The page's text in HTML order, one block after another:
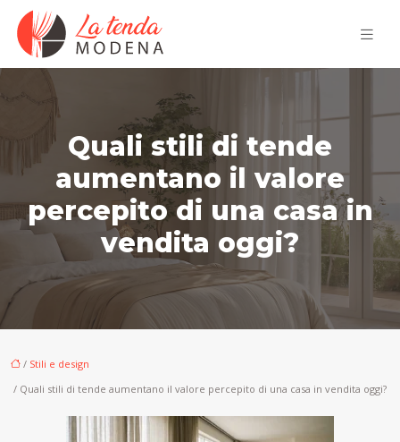
Quali stili di tende
aumentano il valore
percepito di una casa in
vendita oggi?
/ Stili e design
/ Quali stili di tende aumentano il valore percepito di una casa in vendita oggi?